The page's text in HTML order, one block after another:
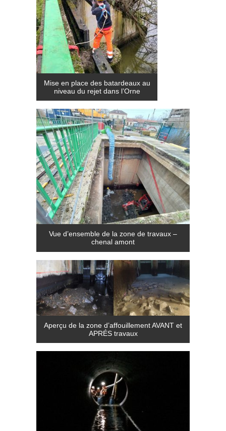
Mise en place des batardeaux au
niveau du rejet dans l’Orne
Vue d’ensemble de la zone de travaux –
chenal amont
Aperçu de la zone d’affouillement AVANT et
APRÉS travaux